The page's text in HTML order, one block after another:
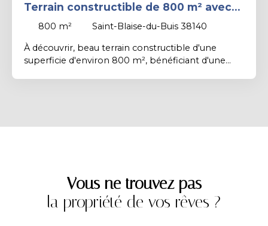
Terrain constructible de 800 m² avec
vue montagne
800 m²
Saint-Blaise-du-Buis 38140
À découvrir, beau terrain constructible d'une
superficie d'environ 800 m², bénéficiant d'une
Vous ne trouvez pas
la propriété de vos rêves ?